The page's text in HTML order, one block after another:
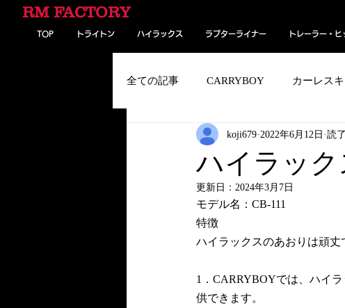
TOP トライトン ハイラックス ラプターライナー トレーラー・ヒ
RM FACTORY
全ての記事 CARRYBOY カーレス
パンク予防剤／ドリームシール ボ
トレーラー パンアメリカ・オフロ
ハイラッ
koji679 2022年6月12日 読
更新日： 2024年3月7日
モデル名：CB-111
特徴
ハイラックスのあおりは頑丈
1．CARRYBOYでは、ハイ
供できます。